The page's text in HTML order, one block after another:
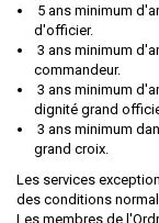
5 ans minimum
d'officier.
3 ans minimum
commandeur.
3 ans minimum
dignité grand
3 ans minimum
grand croix.
Les services
des conditions
Les membres de